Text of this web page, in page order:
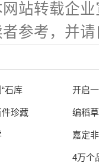
站转载企
参考，并
石库 开启
件珍藏 编稻
嘉定
4万个